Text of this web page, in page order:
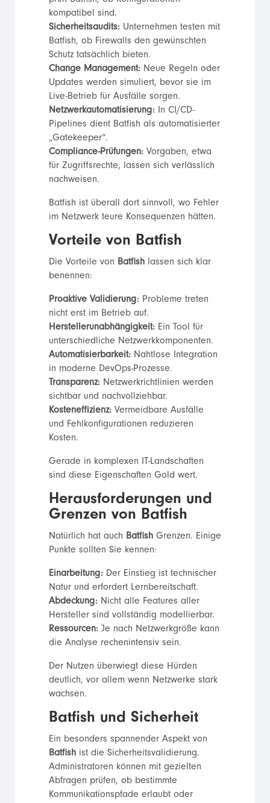
kompatibel sind.
Sicherheitsaudits:Unternehmen testen mit
Batfish, ob Firewalls den gewünschten
Schutz tatsächlich bieten.
Change Management:Neue Regeln oder
Updates werden simuliert, bevor sie im
Live-Betrieb für Ausfälle sorgen.
Netzwerkautomatisierung:In CI/CD-
Pipelines dient Batfish als automatisierter
„Gatekeeper“.
Compliance-Prüfungen:Vorgaben, etwa
für Zugriffsrechte, lassen sich verlässlich
nachweisen.
Batfish ist überall dort sinnvoll, wo Fehler
im Netzwerk teure Konsequenzen hätten.
Vorteile von Batfish
Die Vorteile von Batfishlassen sich klar
benennen:
Proaktive Validierung:Probleme treten
nicht erst im Betrieb auf.
Herstellerunabhängigkeit:Ein Tool für
unterschiedliche Netzwerkkomponenten.
Automatisierbarkeit:Nahtlose Integration
in moderne DevOps-Prozesse.
Transparenz:Netzwerkrichtlinien werden
sichtbar und nachvollziehbar.
Kosteneffizienz:Vermeidbare Ausfälle
und Fehlkonfigurationen reduzieren
Kosten.
Gerade in komplexen IT-Landschaften
sind diese Eigenschaften Gold wert.
Herausforderungen und
Grenzen von Batfish
Natürlich hat auch BatfishGrenzen. Einige
Punkte sollten Sie kennen:
Einarbeitung:Der Einstieg ist technischer
Natur und erfordert Lernbereitschaft.
Abdeckung:Nicht alle Features aller
Hersteller sind vollständig modellierbar.
Ressourcen:Je nach Netzwerkgröße kann
die Analyse rechenintensiv sein.
Der Nutzen überwiegt diese Hürden
deutlich, vor allem wenn Netzwerke stark
wachsen.
Batfish und Sicherheit
Ein besonders spannender Aspekt von
Batfishist die Sicherheitsvalidierung.
Administratoren können mit gezielten
Abfragen prüfen, ob bestimmte
Kommunikationspfade erlaubt oder